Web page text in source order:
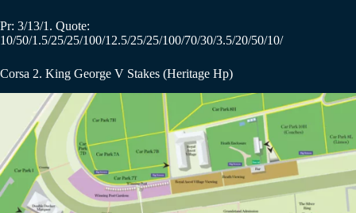
Pr: 3/13/1. Quote:
10/50/1.5/25/25/100/12.5/25/25/100/70/30/3.5/20/50/10/
Corsa 2. King George V Stakes (Heritage Hp)